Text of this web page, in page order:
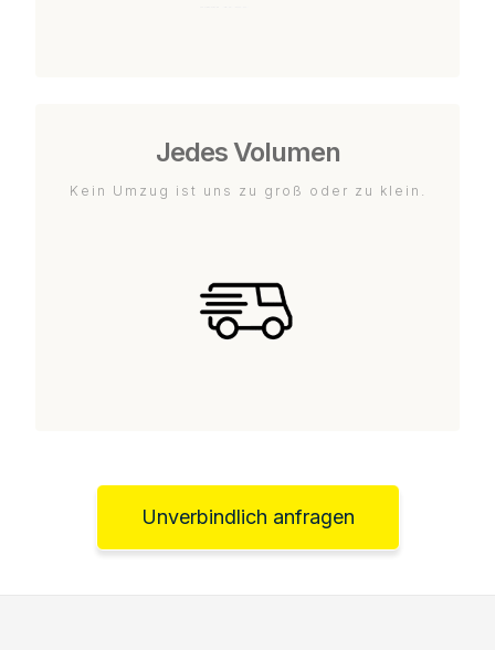
Jedes Volumen
Kein Umzug ist uns zu groß oder zu klein.
Unverbindlich anfragen